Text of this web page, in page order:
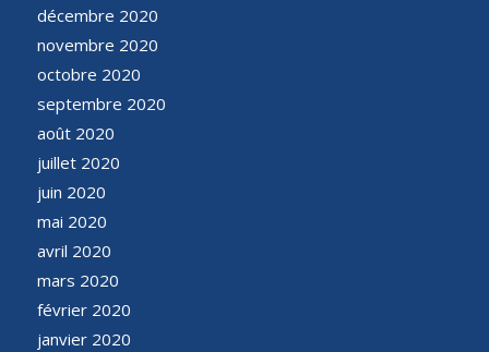
décembre 2020
novembre 2020
octobre 2020
septembre 2020
août 2020
juillet 2020
juin 2020
mai 2020
avril 2020
mars 2020
février 2020
janvier 2020